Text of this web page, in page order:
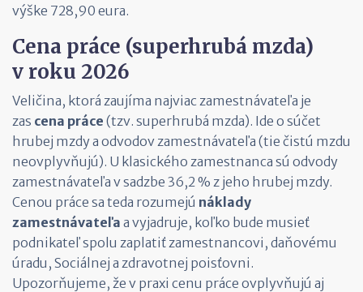
výške 728,90 eura.
Cena práce (superhrubá mzda)
v roku 2026
Veličina, ktorá zaujíma najviac zamestnávateľa je
zas cena práce (tzv. superhrubá mzda). Ide o súčet
hrubej mzdy a odvodov zamestnávateľa (tie čistú mzdu
neovplyvňujú). U klasického zamestnanca sú odvody
zamestnávateľa v sadzbe 36,2 % z jeho hrubej mzdy.
Cenou práce sa teda rozumejú náklady
zamestnávateľa a vyjadruje, koľko bude musieť
podnikateľ spolu zaplatiť zamestnancovi, daňovému
úradu, Sociálnej a zdravotnej poisťovni.
Upozorňujeme, že v praxi cenu práce ovplyvňujú aj